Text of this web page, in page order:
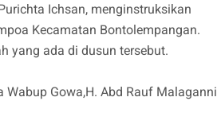
Ichsan, menginstruksikan
Kecamatan Bontolempangan.
yang ada di dusun tersebut.
Gowa,H. Abd Rauf Malaganni